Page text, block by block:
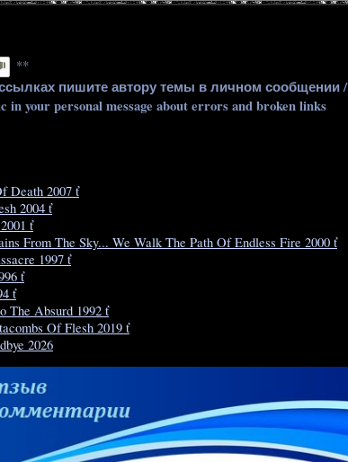
**
пишите автору темы в личном сообщении /
your personal message about errors and broken links
Death 2007 ť
2004 ť
ť
From The Sky... We Walk The Path Of Endless Fire 2000 ť
1997 ť
ť
ť
The Absurd 1992 ť
Of Flesh 2019 ť
2026